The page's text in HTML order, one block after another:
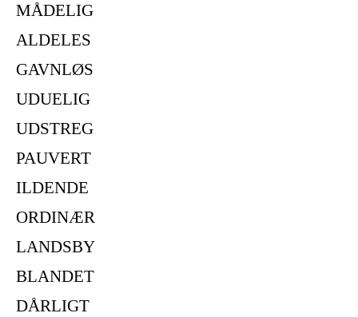
MÅDELIG
ALDELES
GAVNLØS
UDUELIG
UDSTREG
PAUVERT
ILDENDE
ORDINÆR
LANDSBY
BLANDET
DÅRLIGT